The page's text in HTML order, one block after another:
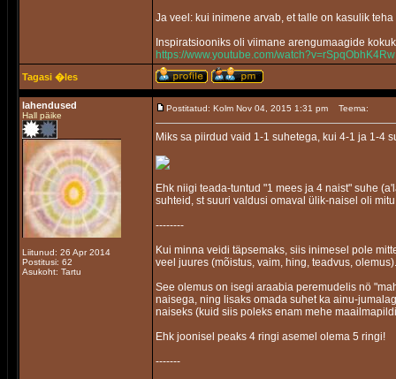
Ja veel: kui inimene arvab, et talle on kasulik
Inspiratsiooniks oli viimane arengumaagide
https://www.youtube.com/watch?v=rSpqObhK4Rw
Tagasi �les
lahendused
Hall päike
Liitunud: 26 Apr 2014
Postitusi: 62
Asukoht: Tartu
Postitatud: Kolm Nov 04, 2015 1:31 pm Teema:
Miks sa piirdud vaid 1-1 suhetega, kui 4-1 ja 1-4
Ehk niigi teada-tuntud "1 mees ja 4 naist" suhe
suhteid, st suuri valdusi omaval ülik-naisel oli
--------
Kui minna veidi täpsemaks, siis inimesel pole
veel juures (mõistus, vaim, hing, teadvus, olemus).
See olemus on isegi araabia peremudelis nö
naisega, ning lisaks omada suhet ka ainu-
naiseks (kuid siis poleks enam mehe
Ehk joonisel peaks 4 ringi asemel olema 5 ringi!
-------